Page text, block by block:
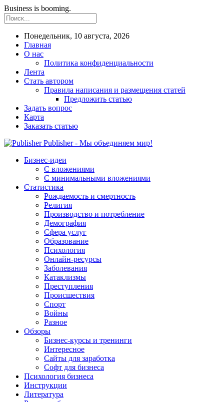
Business is booming.
Понедельник, 10 августа, 2026
Главная
О нас
Политика конфиденциальности
Лента
Стать автором
Правила написания и размещения статей
Предложить статью
Задать вопрос
Карта
Заказать статью
Publisher - Мы объединяем мир!
Бизнес-идеи
С вложениями
С минимальными вложениями
Статистика
Рождаемость и смертность
Религия
Производство и потребление
Демография
Сфера услуг
Образование
Психология
Онлайн-ресурсы
Заболевания
Катаклизмы
Преступления
Происшествия
Спорт
Войны
Разное
Обзоры
Бизнес-курсы и тренинги
Интересное
Сайты для заработка
Софт для бизнеса
Психология бизнеса
Инструкции
Литература